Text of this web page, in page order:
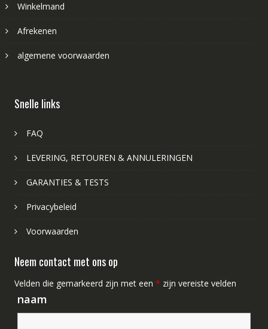
Winkelmand
Afrekenen
algemene voorwaarden
Snelle links
FAQ
LEVERING, RETOUREN & ANNULERINGEN
GARANTIES & TESTS
Privacybeleid
Voorwaarden
Neem contact met ons op
Velden die gemarkeerd zijn met een * zijn vereiste velden
naam